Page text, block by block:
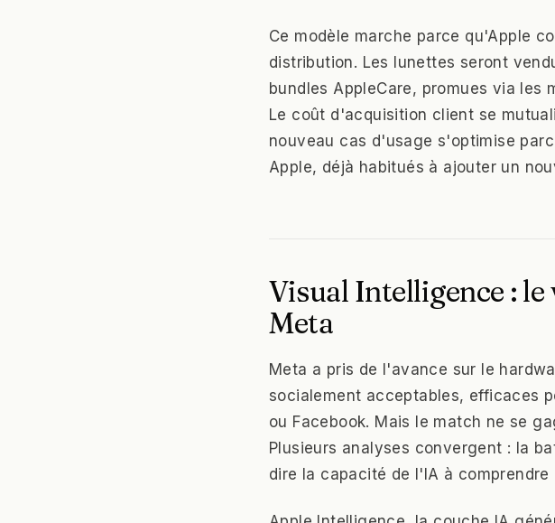
Ce modèle marche parce qu'Apple
distribution. Les lunettes seront
bundles AppleCare, promues via les
Le coût d'acquisition client se
nouveau cas d'usage s'optimise
Apple, déjà habitués à ajouter un
Visual Intelligence :
Meta
Meta a pris de l'avance sur le
socialement acceptables, efficaces
ou Facebook. Mais le match ne se
Plusieurs analyses convergent : la
dire la capacité de l'IA à